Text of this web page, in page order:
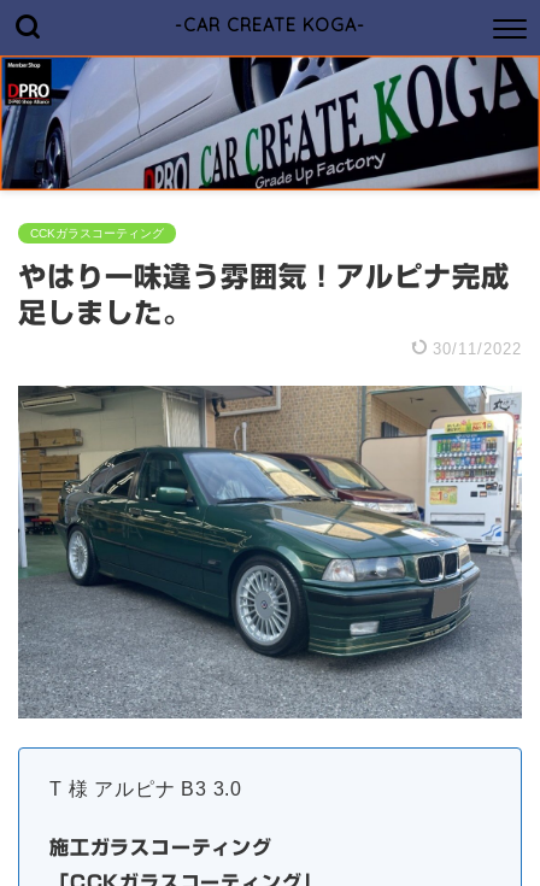
-CAR CREATE KOGA-
CCKガラスコーティング
やはり一味違う雰囲気！アルピナ完成
足しました。
30/11/2022
T 様 アルピナ B3 3.0
施工ガラスコーティング
「CCKガラスコーティング」